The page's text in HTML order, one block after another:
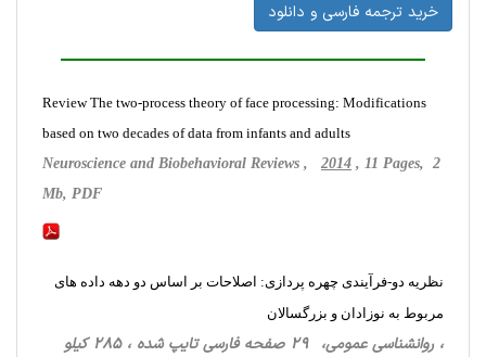
خرید ترجمه فارسی و دانلود
Review The two-process theory of face processing: Modifications
based on two decades of data from infants and adults
Neuroscience and Biobehavioral Reviews , 2014 , 11 Pages, 2
Mb, PDF
نظریه دو-فرآیندی چهره پردازی: اصلاحات بر اساس دو دهه داده های
مربوط به نوزادان و بزرگسالان
، روانشناسی‌ عمومی، 29 صفحه فارسی تایپ شده ، 285 کیلو